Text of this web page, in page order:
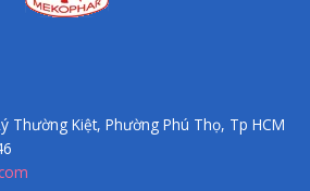
Thường Kiệt, Phường Phú Thọ, Tp HCM